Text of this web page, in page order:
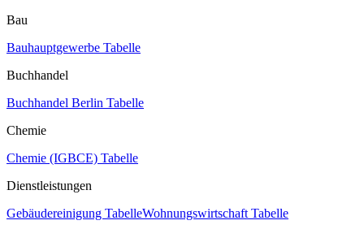
Bau
Bauhauptgewerbe Tabelle
Buchhandel
Buchhandel Berlin Tabelle
Chemie
Chemie (IGBCE) Tabelle
Dienstleistungen
Gebäudereinigung TabelleWohnungswirtschaft Tabelle